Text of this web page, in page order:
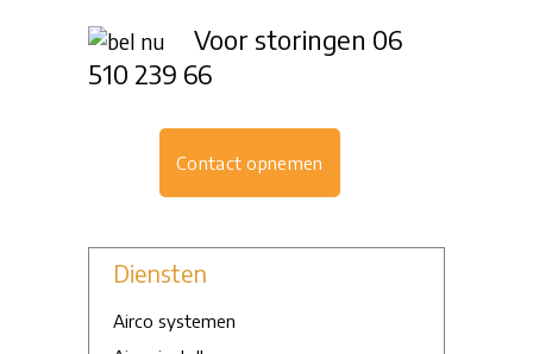
Voor storingen 06
510 239 66
Contact opnemen
Diensten
Airco systemen